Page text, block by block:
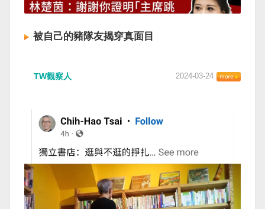
被自己的豬隊友揭穿真面目
TW觀察人 2024-03-24